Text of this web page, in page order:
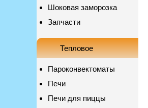
Шоковая заморозка
Запчасти
Тепловое
Пароконвектоматы
Печи
Печи для пиццы